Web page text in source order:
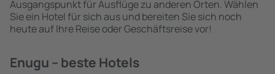
Ausgangspunkt für Ausflüge zu anderen Orten. Wählen
Sie ein Hotel für sich aus und bereiten Sie sich noch
heute auf Ihre Reise oder Geschäftsreise vor!
Enugu – beste Hotels